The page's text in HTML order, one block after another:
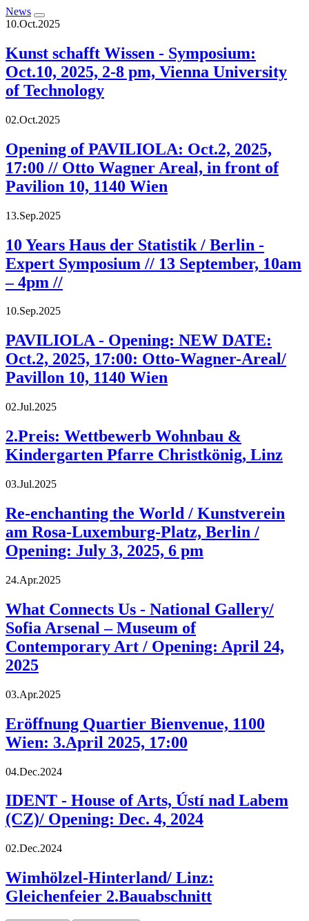
News
10.Oct.2025
Kunst schafft Wissen - Symposium:
Oct.10, 2025, 2-8 pm, Vienna University
of Technology
02.Oct.2025
Opening of PAVILIOLA: Oct.2, 2025,
17:00 // Otto Wagner Areal, in front of
Pavilion 10, 1140 Wien
13.Sep.2025
10 Years Haus der Statistik / Berlin -
Expert Symposium // 13 September, 10am
– 4pm //
10.Sep.2025
PAVILIOLA - Opening: NEW DATE:
Oct.2, 2025, 17:00: Otto-Wagner-Areal/
Pavillon 10, 1140 Wien
02.Jul.2025
2.Preis: Wettbewerb Wohnbau &
Kindergarten Pfarre Christkönig, Linz
03.Jul.2025
Re-enchanting the World / Kunstverein
am Rosa-Luxemburg-Platz, Berlin /
Opening: July 3, 2025, 6 pm
24.Apr.2025
What Connects Us - National Gallery/
Sofia Arsenal – Museum of
Contemporary Art / Opening: April 24,
2025
03.Apr.2025
Eröffnung Quartier Bienvenue, 1100
Wien: 3.April 2025, 17:00
04.Dec.2024
IDENT - House of Arts, Ústí nad Labem
(CZ)/ Opening: Dec. 4, 2024
02.Dec.2024
Wimhölzel-Hinterland/ Linz:
Gleichenfeier 2.Bauabschnitt